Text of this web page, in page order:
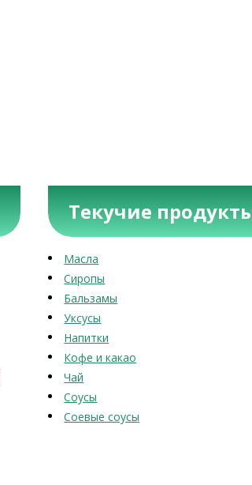
Текучие
Масла
Сиропы
Бальзамы
Уксусы
Напитки
Кофе и какао
Чай
Соусы
Соевые соусы